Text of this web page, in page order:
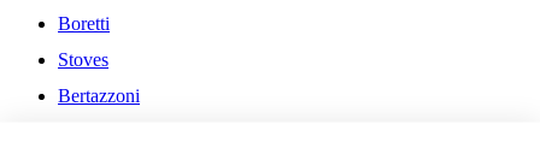
Boretti
Stoves
Bertazzoni